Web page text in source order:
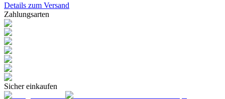
Details zum Versand
Zahlungsarten
Sicher einkaufen